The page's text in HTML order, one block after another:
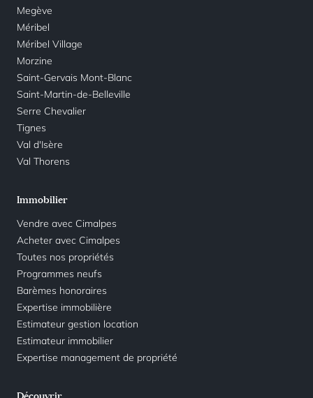
Megève
Méribel
Méribel Village
Morzine
Saint-Gervais Mont-Blanc
Saint-Martin-de-Belleville
Serre Chevalier
Tignes
Val d'Isère
Val Thorens
Immobilier
Vendre avec Cimalpes
Acheter avec Cimalpes
Toutes nos propriétés
Programmes neufs
Barèmes honoraires
Expertise immobilière
Estimateur gestion location
Estimateur immobilier
Expertise management de propriété